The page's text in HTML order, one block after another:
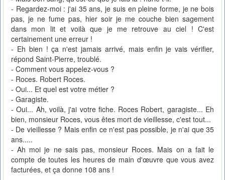
- Regardez-moi : j'ai 35 ans, je suis en pleine forme, je ne bois
pas, je ne fume pas, hier soir je me couche bien sagement
dans mon lit et voilà que je me retrouve au ciel ! C'est
certainement une erreur !
- Eh bien ! ça n'est jamais arrivé, mais enfin je vais vérifier,
répond Saint-Pierre, troublé.
- Comment vous appelez-vous ?
- Roces. Robert Roces.
- Oui... Et quel est votre métier ?
- Garagiste.
- Oui... Ah, voilà, j'ai votre fiche. Roces Robert, garagiste... Eh
bien, monsieur Roces, vous êtes mort de vieillesse, c'est tout...
- De vieillesse ? Mais enfin ce n'est pas possible, je n'ai que 35
ans.....
- Ah moi je ne sais pas, monsieur Roces. Mais on a fait le
compte de toutes les heures de main d'œuvre que vous avez
facturées, et ça donne 108 ans !